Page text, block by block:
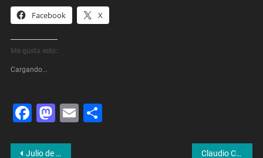
Facebook X
Me gusta esto:
Cargando...
Facebook
Mastodon
EmailShare
Julio de Vido: «Vamos de cabeza a una debacle electoral» Claudio Capurro: «San Lorenzo necesita a alguien que le dé una mano para hacer el estadio en Boedo»